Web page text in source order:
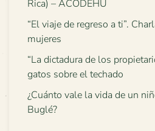
Rica) – ACODEHU
“El viaje de regreso a ti”.
mujeres
“La dictadura de los
gatos sobre el techado
¿Cuánto vale la vida de un
Buglé?